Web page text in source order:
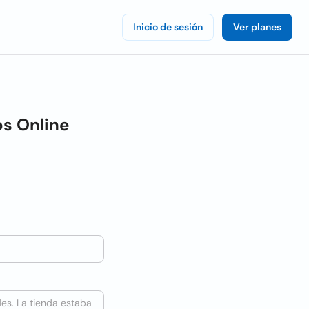
Inicio de sesión Ver planes
Online